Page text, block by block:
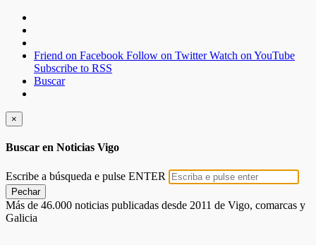
Friend on Facebook Follow on Twitter Watch on YouTube
Subscribe to RSS
Buscar
×
Buscar en Noticias Vigo
Escribe a búsqueda e pulse ENTER
Pechar
Más de 46.000 noticias publicadas desde 2011 de Vigo, comarcas y
Galicia